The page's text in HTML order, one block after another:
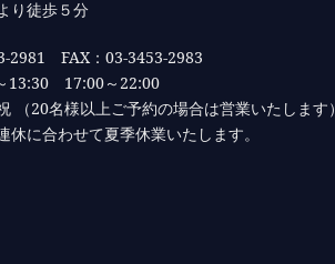
り徒歩５分
2981 FAX：03-3453-2983
13:30 17:00～22:00
（20名様以上ご予約の場合は営業いたします）
休に合わせて夏季休業いたします。